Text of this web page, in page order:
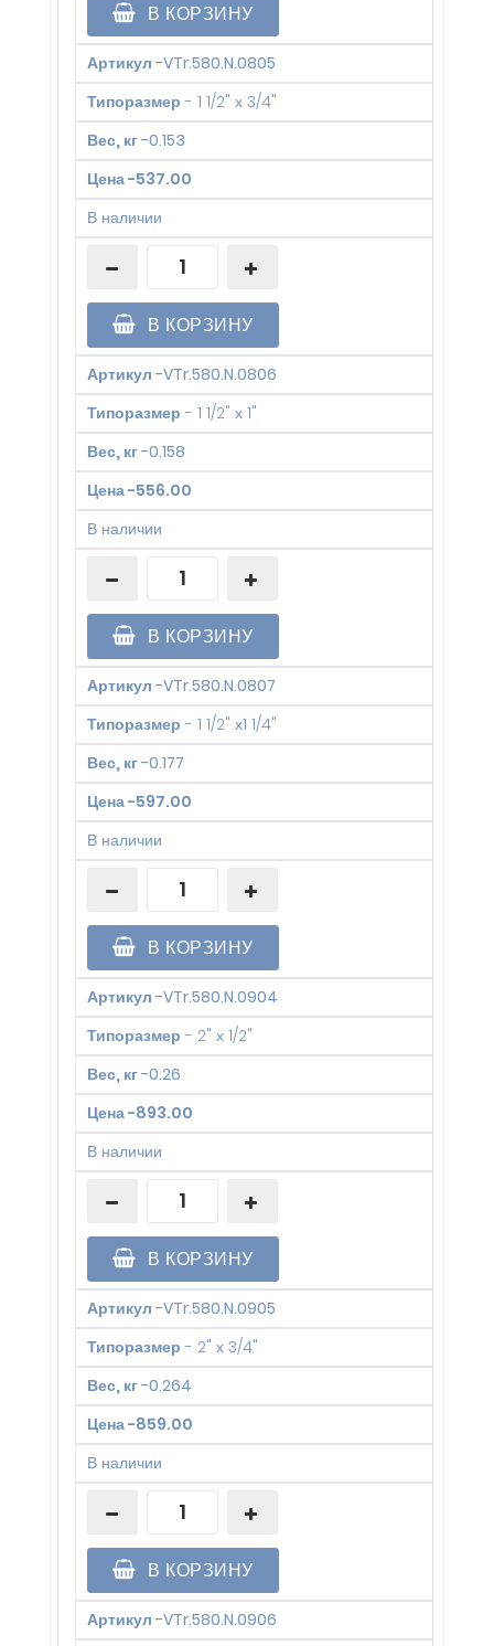
В КОРЗИНУ
Артикул -VTr.580.N.0805
Типоразмер - 1 1/2" х 3/4"
Вес, кг-0.153
Цена-537.00
В наличии
В КОРЗИНУ
Артикул -VTr.580.N.0806
Типоразмер - 1 1/2" х 1"
Вес, кг-0.158
Цена-556.00
В наличии
В КОРЗИНУ
Артикул -VTr.580.N.0807
Типоразмер - 1 1/2" х1 1/4"
Вес, кг-0.177
Цена-597.00
В наличии
В КОРЗИНУ
Артикул -VTr.580.N.0904
Типоразмер - 2" х 1/2"
Вес, кг-0.26
Цена-893.00
В наличии
В КОРЗИНУ
Артикул -VTr.580.N.0905
Типоразмер - 2" х 3/4"
Вес, кг-0.264
Цена-859.00
В наличии
В КОРЗИНУ
Артикул -VTr.580.N.0906